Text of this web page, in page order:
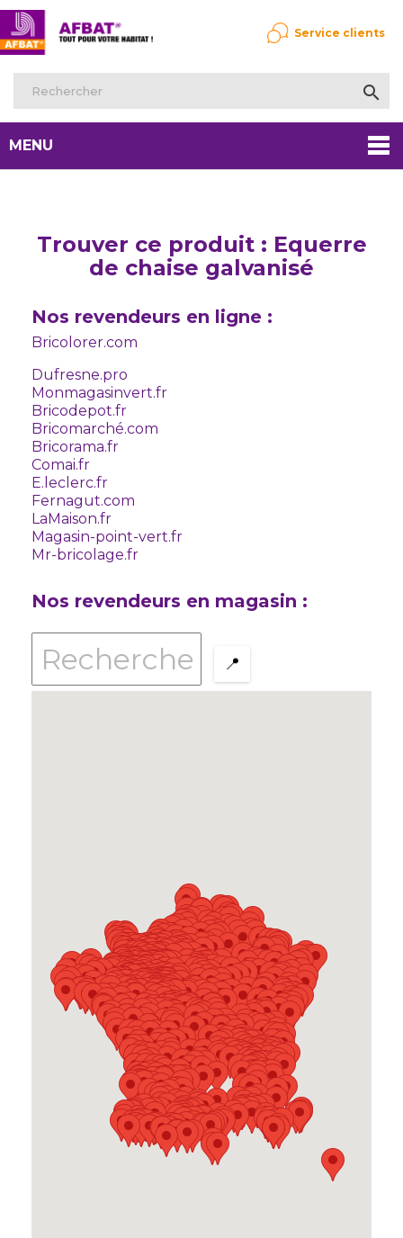

Service clients
MENU
Trouver ce produit : Equerre
de chaise galvanisé
Nos revendeurs en ligne :
Bricolorer.com
Dufresne.pro
Monmagasinvert.fr
Bricodepot.fr
Bricomarché.com
Bricorama.fr
Comai.fr
E.leclerc.fr
Fernagut.com
LaMaison.fr
Magasin-point-vert.fr
Mr-bricolage.fr
Nos revendeurs en magasin :
📍